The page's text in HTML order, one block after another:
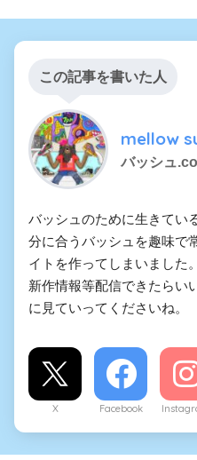
この記事を書いた人
mellow
バッシュ
バッシュのために生きてい
分に合うバッシュを趣味で
イトを作ってしまいました
新作情報等配信できたらい
に見ていってくださいね。
X Facebook